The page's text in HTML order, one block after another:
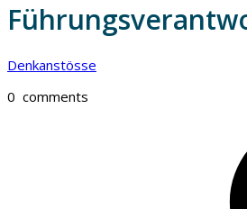
Denkanstösse
0 comments